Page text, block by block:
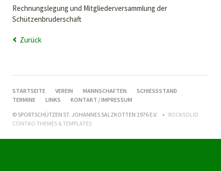
Rechnungslegung und Mitgliederversammlung der
Schützenbruderschaft
Zurück
NAVIGATION
ÜBERSPRINGEN
STARTSEITE VEREIN MANNSCHAFTEN
SCHIESSSTAND
TERMINE
LINKS
KONTAKT / IMPRESSUM
© SPORTSCHÜTZEN ST. JOHANNES SALZKOTTEN 1976 E.V.
ROCKSOLID
CONTAO THEMES & TEMPLATES